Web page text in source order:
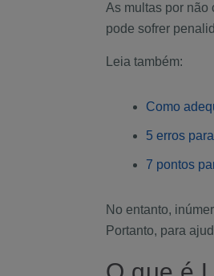
As multas por não
pode sofrer
Leia também:
Como
5 erros
7 pontos
No entanto,
Portanto, para